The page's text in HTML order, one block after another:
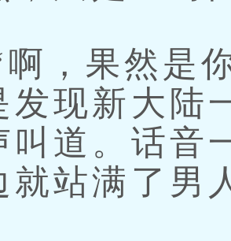
，果然是
发现新大陆
叫道。话音
就站满了男